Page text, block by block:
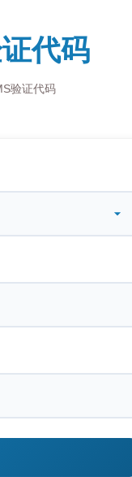
代码
验证代码